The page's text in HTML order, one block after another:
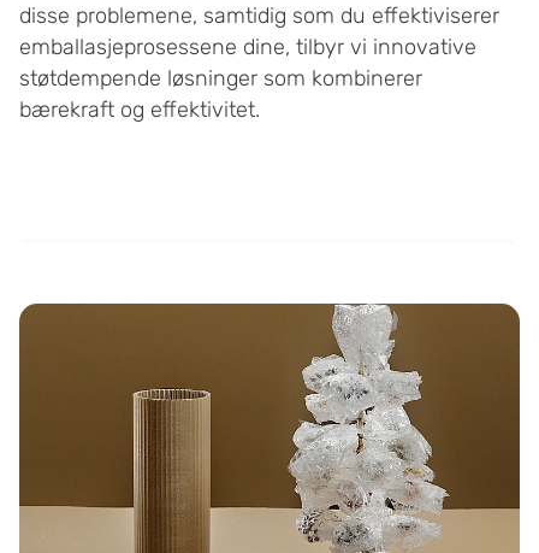
disse problemene, samtidig som du effektiviserer
emballasjeprosessene dine, tilbyr vi innovative
støtdempende løsninger som kombinerer
bærekraft og effektivitet.